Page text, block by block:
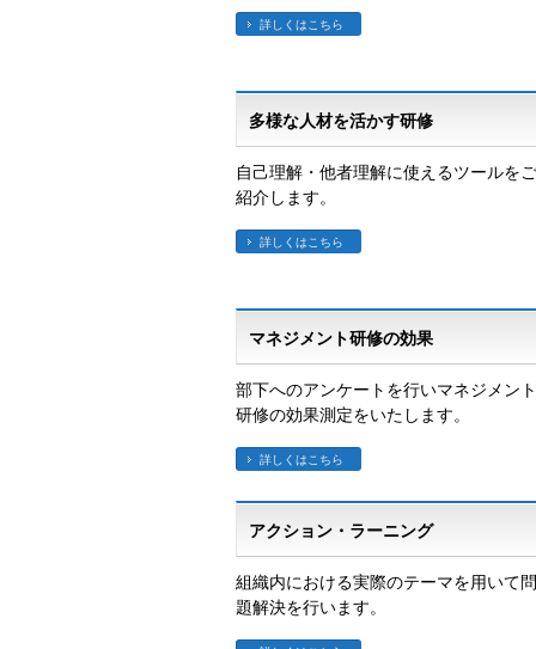
詳しくはこちら
多様な人材を活かす研修
自己理解・他者理解に使えるツールをご
紹介します。
詳しくはこちら
マネジメント研修の効果
部下へのアンケートを行いマネジメント
研修の効果測定をいたします。
詳しくはこちら
アクション・ラーニング
組織内における実際のテーマを用いて問
題解決を行います。